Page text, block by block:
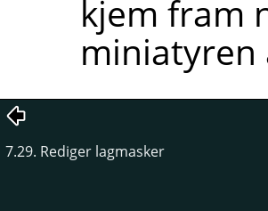
kjem fram
miniatyren
7.29. Rediger lagmasker